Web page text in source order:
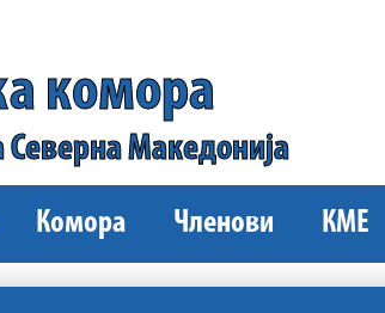
комора
Северна Македонија
Комора Членови КМЕ